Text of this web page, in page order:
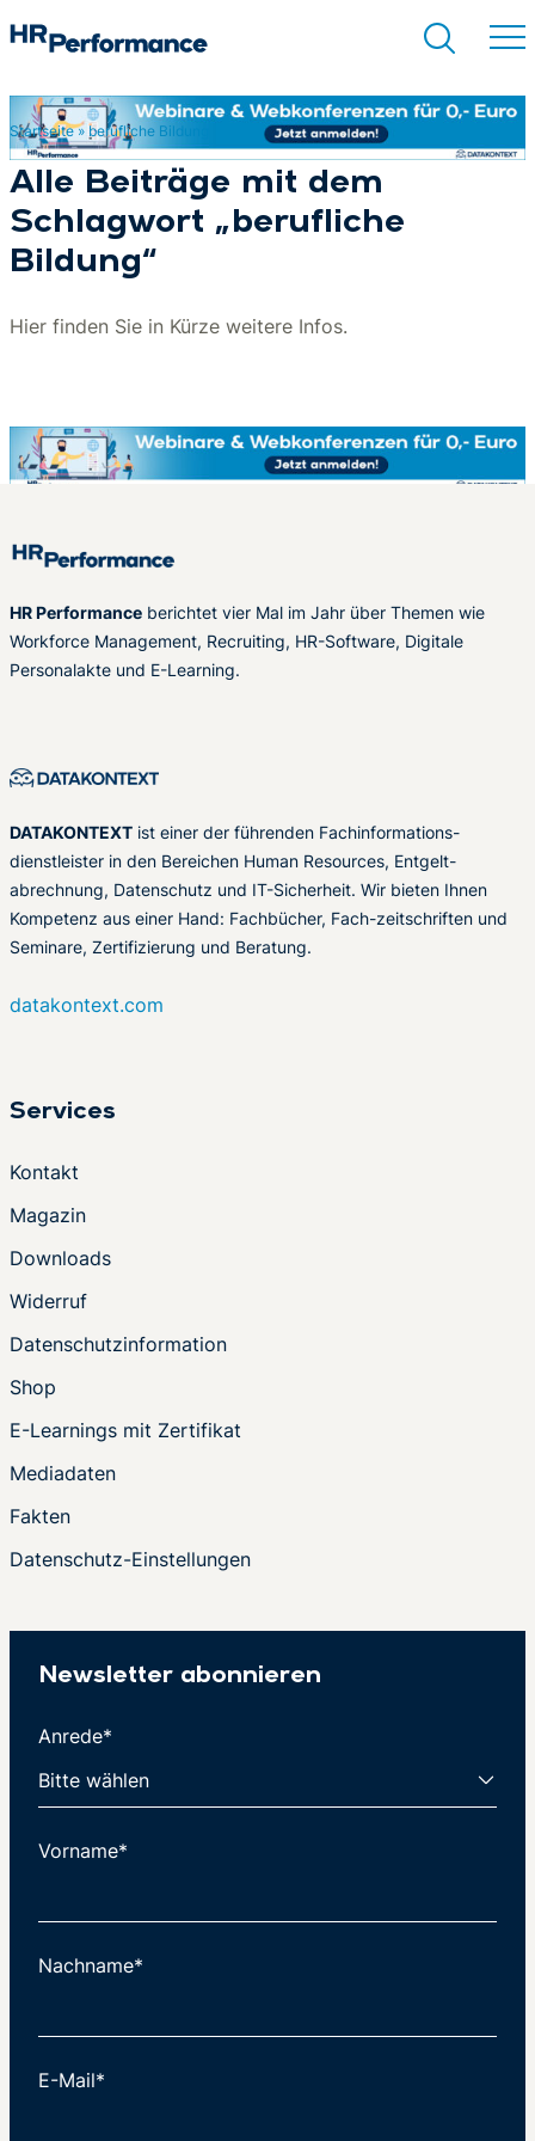
Suchen
Startseite» berufliche Bildung
Alle Beiträge mit dem
Schlagwort „berufliche
Bildung“
Hier finden Sie in Kürze weitere Infos.
HR Performance berichtet vier Mal im Jahr über Themen wie
Workforce Management, Recruiting, HR-Software, Digitale
Personalakte und E-Learning.
DATAKONTEXT ist einer der führenden Fachinformations-
dienstleister in den Bereichen Human Resources, Entgelt-
abrechnung, Datenschutz und IT-Sicherheit. Wir bieten Ihnen
Kompetenz aus einer Hand: Fachbücher, Fach-zeitschriften und
Seminare, Zertifizierung und Beratung.
datakontext.com
Services
Kontakt
Magazin
Downloads
Widerruf
Datenschutzinformation
Shop
E-Learnings mit Zertifikat
Mediadaten
Fakten
Datenschutz-Einstellungen
Newsletter abonnieren
Anrede*
Vorname*
Nachname*
E-Mail*